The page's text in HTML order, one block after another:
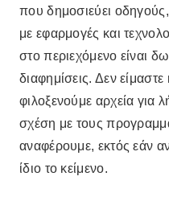
που δημοσιεύει οδηγούς,
με εφαρμογές και
στο περιεχόμενο είναι
διαφημίσεις. Δεν
φιλοξενούμε αρχεία για
σχέση με τους
αναφέρουμε, εκτός εάν
ίδιο το κείμενο.